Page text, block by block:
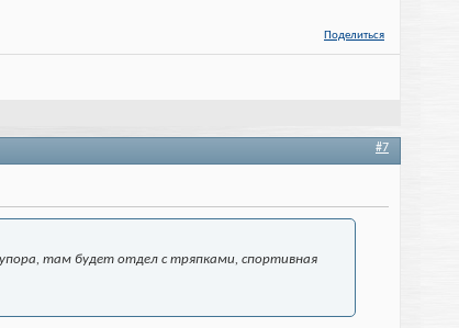
Поделиться
#7
там будет отдел с тряпками, спортивная